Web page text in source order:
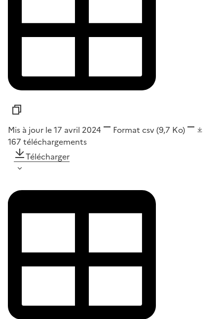
Mis à jour le 17 avril 2024 Format csv(9,7 Ko)
167 téléchargements
Télécharger